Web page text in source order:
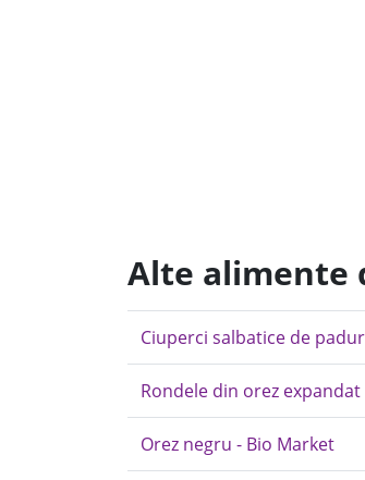
Alte alimente
Ciuperci salbatice de
Rondele din orez
Orez negru - Bio Market